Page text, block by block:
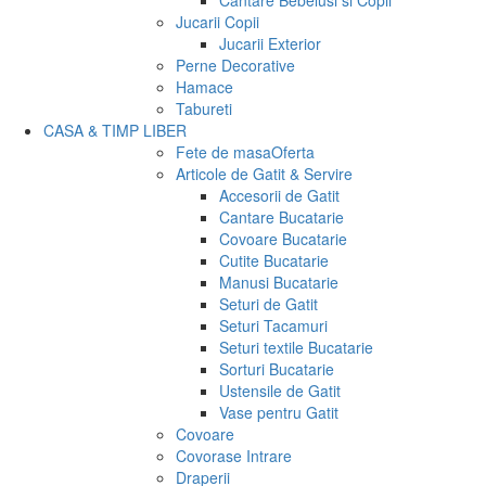
Jucarii Copii
Jucarii Exterior
Perne Decorative
Hamace
Tabureti
CASA & TIMP LIBER
Fete de masaOferta
Articole de Gatit & Servire
Accesorii de Gatit
Cantare Bucatarie
Covoare Bucatarie
Cutite Bucatarie
Manusi Bucatarie
Seturi de Gatit
Seturi Tacamuri
Seturi textile Bucatarie
Sorturi Bucatarie
Ustensile de Gatit
Vase pentru Gatit
Covoare
Covorase Intrare
Draperii